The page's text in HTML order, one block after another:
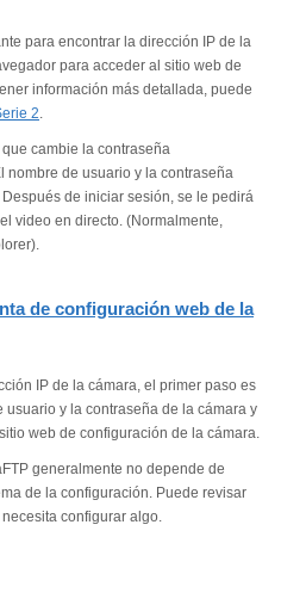
para encontrar la dirección IP de la
para acceder al sitio web de
información más detallada, puede
2.
cambie la contraseña
nombre de usuario y la contraseña
de iniciar sesión, se le pedirá
video en directo. (Normalmente,
de configuración web de la
IP de la cámara, el primer paso es
y la contraseña de la cámara y
web de configuración de la cámara.
generalmente no depende de
de la configuración. Puede revisar
configurar algo.